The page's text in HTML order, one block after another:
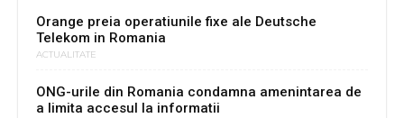
Orange preia operatiunile fixe ale Deutsche
Telekom in Romania
ACTUALITATE
ONG-urile din Romania condamna amenintarea de
a limita accesul la informatii